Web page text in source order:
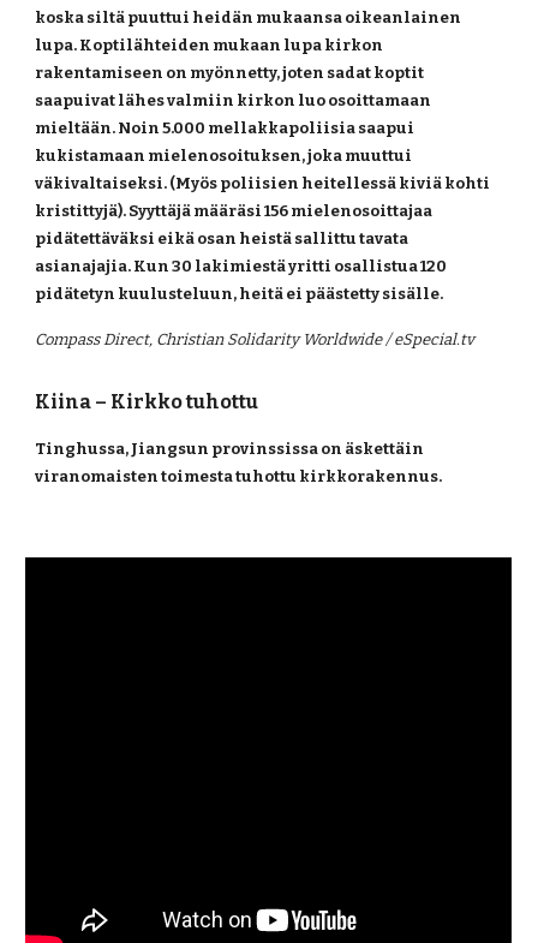
koska siltä puuttui heidän mukaansa oikeanlainen
lupa. Koptilähteiden mukaan lupa kirkon
rakentamiseen on myönnetty, joten sadat koptit
saapuivat lähes valmiin kirkon luo osoittamaan
mieltään. Noin 5.000 mellakkapoliisia saapui
kukistamaan mielenosoituksen, joka muuttui
väkivaltaiseksi. (Myös poliisien heitellessä kiviä kohti
kristittyjä). Syyttäjä määräsi 156 mielenosoittajaa
pidätettäväksi eikä osan heistä sallittu tavata
asianajajia. Kun 30 lakimiestä yritti osallistua 120
pidätetyn kuulusteluun, heitä ei päästetty sisälle.
Compass Direct, Christian Solidarity Worldwide / eSpecial.tv
Kiina – Kirkko tuhottu
Tinghussa, Jiangsun provinssissa on äskettäin
viranomaisten toimesta tuhottu kirkkorakennus.